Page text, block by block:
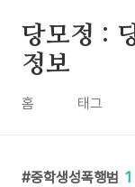
당모정 :
정보
홈 태그
중학생성폭행범 1